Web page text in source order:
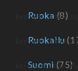
Ruoka (8)
Ruokailu
Suomi (75)